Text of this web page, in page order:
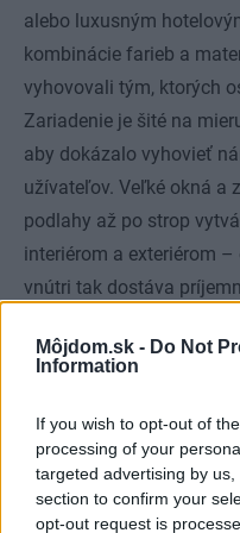
Môjdom.sk - Do Not
Information
If you wish to opt-out of
processing of your
targeted advertising by
section to confirm your
opt-out request is
alebo luxusným
kombinácie farieb a
vyhovovali tým, ktorých
Zariadenie je šité na
aby dokázalo vyhovieť
užívateľov. Veľké okná a
podlahy až po strop
interiérom a exteriérom
vnútri tak dostáva